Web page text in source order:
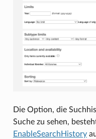
Die Option, die
Suche zu sehen,
EnableSearchHistory